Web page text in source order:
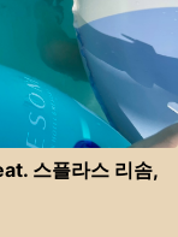
스플라스 리솜,